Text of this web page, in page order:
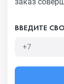
ВВЕДИТЕ